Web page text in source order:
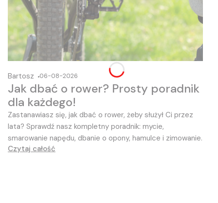
Bartosz 06-08-2026
Jak dbać o rower? Prosty poradnik
dla każdego!
Zastanawiasz się, jak dbać o rower, żeby służył Ci przez
lata? Sprawdź nasz kompletny poradnik: mycie,
smarowanie napędu, dbanie o opony, hamulce i zimowanie.
Czytaj całość